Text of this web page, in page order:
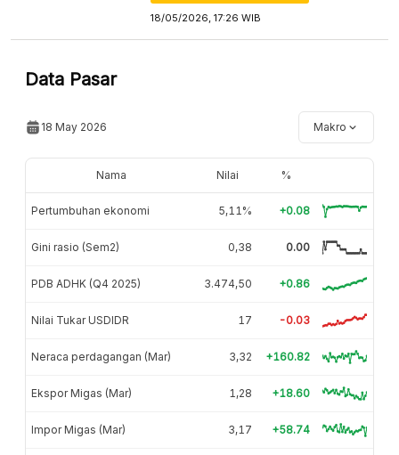
18/05/2026, 17:26 WIB
Data Pasar
18 May 2026 Makro
Nama Nilai %
Pertumbuhan ekonomi 5,11% +0.08
Gini rasio (Sem2) 0,38 0.00
PDB ADHK (Q4 2025) 3.474,50 +0.86
Nilai Tukar USDIDR 17 -0.03
Neraca perdagangan (Mar) 3,32 +160.82
Ekspor Migas (Mar) 1,28 +18.60
Impor Migas (Mar) 3,17 +58.74